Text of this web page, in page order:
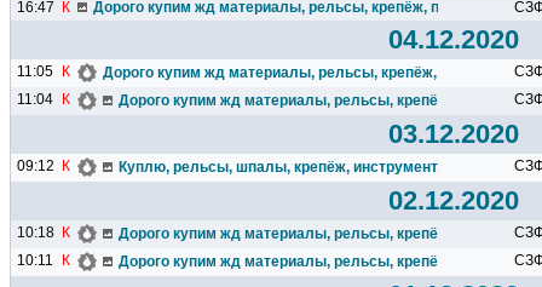
16:47
К Дорого купим жд материалы, рельсы, крепёж, путевой
04.12.2020
11:05 К Дорого купим жд материалы, рельсы, крепёж, путевой
11:04
К Дорого купим жд материалы, рельсы, крепёж, путевой
03.12.2020
09:12 К Куплю, рельсы, шпалы, крепёж, инструмент, любые жд
02.12.2020
10:18 К Дорого купим жд материалы, рельсы, крепёж, путевой
10:11
К Дорого купим жд материалы, рельсы, крепёж, путевой